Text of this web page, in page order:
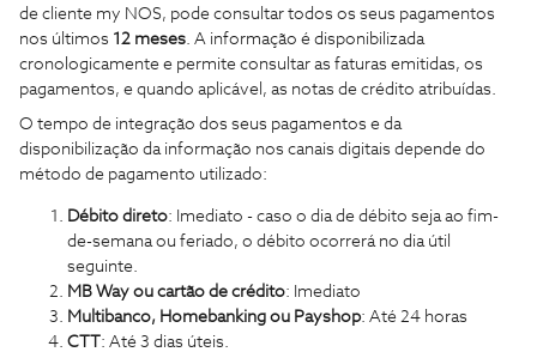
de cliente my NOS, pode consultar todos os seus pagamentos
nos últimos 12 meses. A informação é disponibilizada
cronologicamente e permite consultar as faturas emitidas, os
pagamentos, e quando aplicável, as notas de crédito atribuídas.
O tempo de integração dos seus pagamentos e da
disponibilização da informação nos canais digitais depende do
método de pagamento utilizado:
Débito direto: Imediato - caso o dia de débito seja ao fim-
de-semana ou feriado, o débito ocorrerá no dia útil
seguinte.
MB Way ou cartão de crédito: Imediato
Multibanco, Homebanking ou Payshop: Até 24 horas
CTT : Até 3 dias úteis.